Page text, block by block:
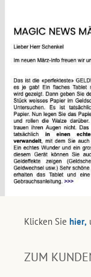
Klicken Sie hier,
ZUM